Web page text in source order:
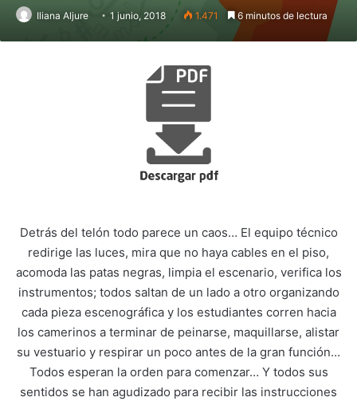
Iliana Aljure 1 junio, 2018 1.471 6 minutos de lectura
Detrás del telón todo parece un caos… El equipo técnico
redirige las luces, mira que no haya cables en el piso,
acomoda las patas negras, limpia el escenario, verifica los
instrumentos; todos saltan de un lado a otro organizando
cada pieza escenográfica y los estudiantes corren hacia
los camerinos a terminar de peinarse, maquillarse, alistar
su vestuario y respirar un poco antes de la gran función…
Todos esperan la orden para comenzar… Y todos sus
sentidos se han agudizado para recibir las instrucciones